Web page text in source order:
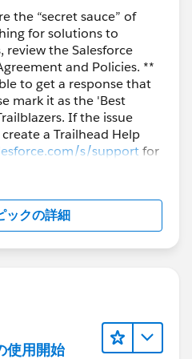
the “secret sauce” of
for solutions to
review the Salesforce
and Policies. **
to get a response that
mark it as the 'Best
If the issue
a Trailhead Help
s/supportfor
ックの詳細
使用開始